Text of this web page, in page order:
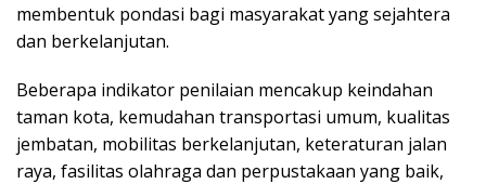
membentuk pondasi bagi masyarakat yang sejahtera
dan berkelanjutan.
Beberapa indikator penilaian mencakup keindahan
taman kota, kemudahan transportasi umum, kualitas
jembatan, mobilitas berkelanjutan, keteraturan jalan
raya, fasilitas olahraga dan perpustakaan yang baik,